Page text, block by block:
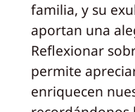
familia, y su
aportan una
Reflexionar
permite
enriquecen